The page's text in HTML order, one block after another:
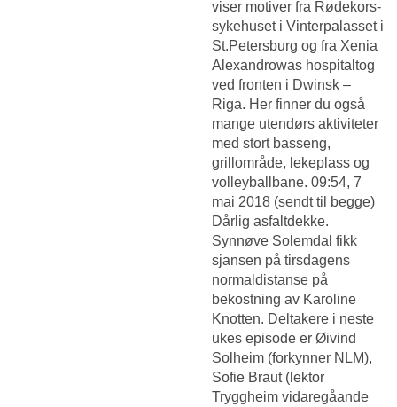
viser motiver fra Rødekors-
sykehuset i Vinterpalasset i
St.Petersburg og fra Xenia
Alexandrowas hospitaltog
ved fronten i Dwinsk –
Riga. Her finner du også
mange utendørs aktiviteter
med stort basseng,
grillområde, lekeplass og
volleyballbane. 09:54, 7
mai 2018 (sendt til begge)
Dårlig asfaltdekke.
Synnøve Solemdal fikk
sjansen på tirsdagens
normaldistanse på
bekostning av Karoline
Knotten. Deltakere i neste
ukes episode er Øivind
Solheim (forkynner NLM),
Sofie Braut (lektor
Tryggheim vidaregåande